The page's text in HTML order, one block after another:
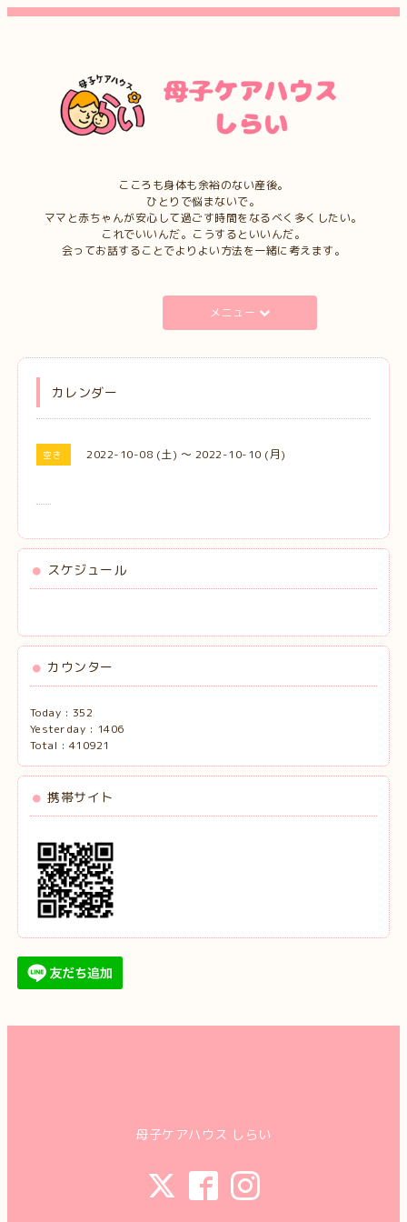
こころも身体も余裕のない産後。
ひとりで悩まないで。
ママと赤ちゃんが安心して過ごす時間をなるべく多くしたい。
これでいいんだ。こうするといいんだ。
会ってお話することでよりよい方法を一緒に考えます。
メニュー
カレンダー
空き 2022-10-08 (土) ～ 2022-10-10 (月)
スケジュール
カウンター
Today : 352
Yesterday : 1406
Total : 410921
携帯サイト
母子ケアハウス しらい